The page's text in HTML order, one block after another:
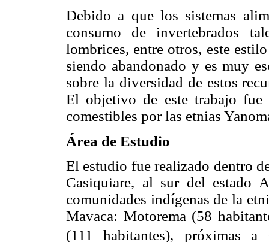
Debido a que los sistemas
consumo de invertebrados
lombrices, entre otros, este
siendo abandonado y es muy
sobre la diversidad de estos
El objetivo de este trabajo fue
comestibles por las etnias
Área de Estudio
El estudio fue realizado dentro
Casiquiare, al sur del estado
comunidades indígenas de la
Mavaca: Motorema (58
(111 habitantes), próximas a